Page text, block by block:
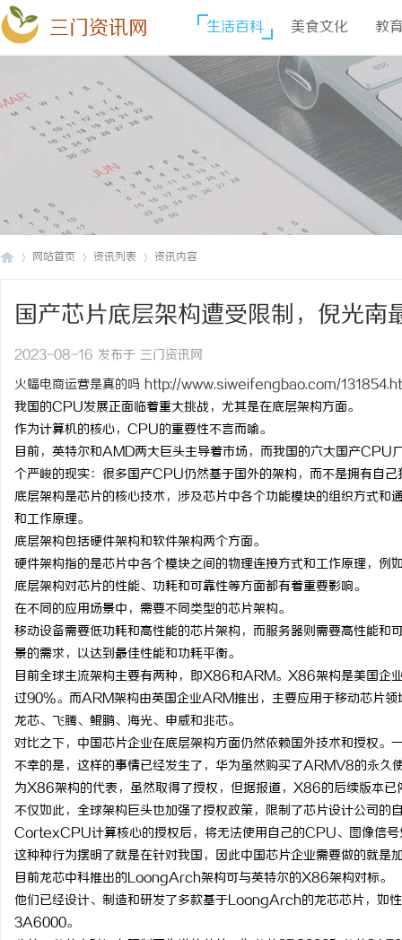
三门资讯网 生活百科 美食文化 教
网站首页 资讯列表 资讯内容
国产芯片底层架构遭受限制，倪光南
2023-08-16 发布于 三门资讯网
火蝠电商运营是真的吗 http://www.siweifengbao.com/
我国的CPU发展正面临着重大挑战，尤其是在底层架构方面。
作为计算机的核心，CPU的重要性不言而喻。
目前，英特尔和AMD两大巨头主导着市场，而我国的六大国产CPU
个严峻的现实：很多国产CPU仍然基于国外的架构，而不是拥有自己
底层架构是芯片的核心技术，涉及芯片中各个功能模块的组织方式
和工作原理。
底层架构包括硬件架构和软件架构两个方面。
硬件架构指的是芯片中各个模块之间的物理连接方式和工作原理，
底层架构对芯片的性能、功耗和可靠性等方面都有着重要影响。
在不同的应用场景中，需要不同类型的芯片架构。
移动设备需要低功耗和高性能的芯片架构，而服务器则需要高性能
景的需求，以达到最佳性能和功耗平衡。
目前全球主流架构主要有两种，即X86和ARM。X86架构是美国企
过90%。而ARM架构由英国企业ARM推出，主要应用于移动芯片
龙芯、飞腾、鲲鹏、海光、申威和兆芯。
对比之下，中国芯片企业在底层架构方面仍然依赖国外技术和授权
不幸的是，这样的事情已经发生了，华为虽然购买了ARMV8的永久
为X86架构的代表，虽然取得了授权，但据报道，X86的后续版本已
不仅如此，全球架构巨头也加强了授权政策，限制了芯片设计公司
CortexCPU计算核心的授权后，将无法使用自己的CPU、图像信号
这种种行为摆明了就是在针对我国，因此中国芯片企业需要做的就是
目前龙芯中科推出的LoongArch架构可与英特尔的X86架构对标。
他们已经设计、制造和研发了多款基于LoongArch的龙芯芯片，如
3A6000。
武汉配眼镜 上海配眼镜